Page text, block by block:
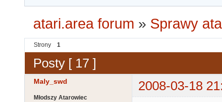
atari.area forum » Sprawy
Strony 1
Posty [ 17 ]
Maly_swd 2008-03-18
Młodszy Atarowiec